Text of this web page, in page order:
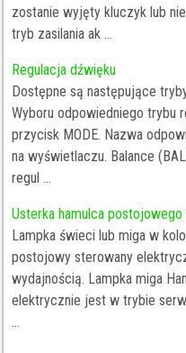
zostanie wyjęty kluczyk lub
tryb zasilania ak ...
Regulacja dźwięku
Dostępne są następujące
Wyboru odpowiedniego trybu
przycisk MODE. Nazwa
na wyświetlaczu. Balance
regul ...
Usterka hamulca
Lampka świeci lub miga w
postojowy sterowany
wydajnością. Lampka miga
elektrycznie jest w trybie
...